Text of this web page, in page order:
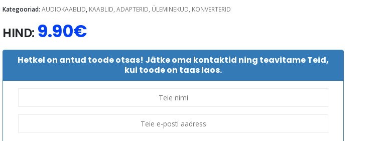
Kategooriad: AUDIOKAABLID, KAABLID, ADAPTERID, ÜLEMINEKUD, KONVERTERID
HIND: 9.90€
Hetkel on antud toode otsas! Jätke oma kontaktid ning teavitame Teid,
kui toode on taas laos.